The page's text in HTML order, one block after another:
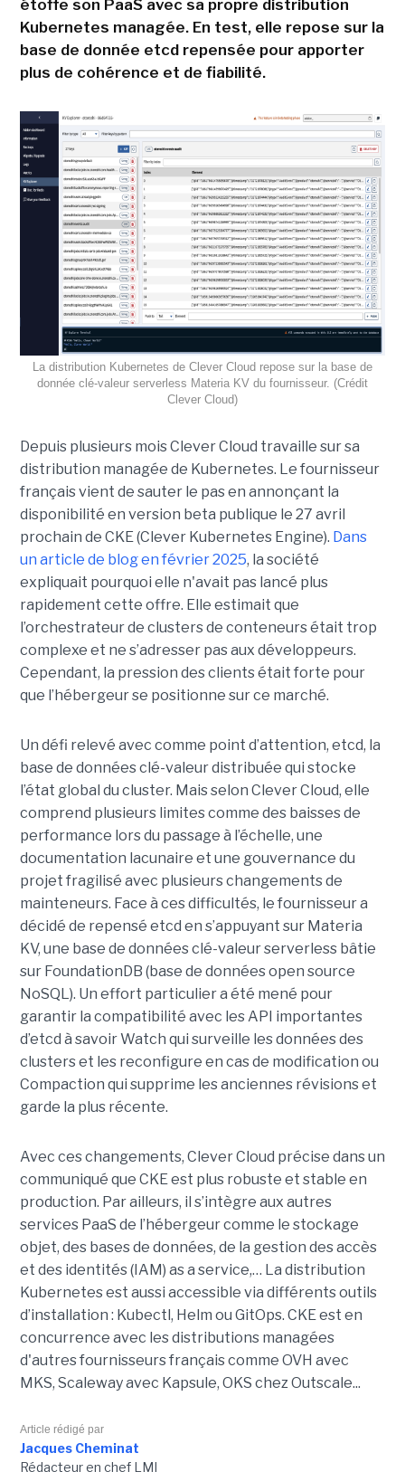
étoffe son PaaS avec sa propre distribution
Kubernetes managée. En test, elle repose sur la
base de donnée etcd repensée pour apporter
plus de cohérence et de fiabilité.
La distribution Kubernetes de Clever Cloud repose sur la base de
donnée clé-valeur serverless Materia KV du fournisseur. (Crédit
Clever Cloud)
Depuis plusieurs mois Clever Cloud travaille sur sa
distribution managée de Kubernetes. Le fournisseur
français vient de sauter le pas en annonçant la
disponibilité en version beta publique le 27 avril
prochain de CKE (Clever Kubernetes Engine). Dans
un article de blog en février 2025, la société
expliquait pourquoi elle n'avait pas lancé plus
rapidement cette offre. Elle estimait que
l’orchestrateur de clusters de conteneurs était trop
complexe et ne s’adresser pas aux développeurs.
Cependant, la pression des clients était forte pour
que l’hébergeur se positionne sur ce marché.
Un défi relevé avec comme point d’attention, etcd, la
base de données clé-valeur distribuée qui stocke
l’état global du cluster. Mais selon Clever Cloud, elle
comprend plusieurs limites comme des baisses de
performance lors du passage à l’échelle, une
documentation lacunaire et une gouvernance du
projet fragilisé avec plusieurs changements de
mainteneurs. Face à ces difficultés, le fournisseur a
décidé de repensé etcd en s’appuyant sur Materia
KV, une base de données clé-valeur serverless bâtie
sur FoundationDB (base de données open source
NoSQL). Un effort particulier a été mené pour
garantir la compatibilité avec les API importantes
d’etcd à savoir Watch qui surveille les données des
clusters et les reconfigure en cas de modification ou
Compaction qui supprime les anciennes révisions et
garde la plus récente.
Avec ces changements, Clever Cloud précise dans un
communiqué que CKE est plus robuste et stable en
production. Par ailleurs, il s’intègre aux autres
services PaaS de l’hébergeur comme le stockage
objet, des bases de données, de la gestion des accès
et des identités (IAM) as a service,… La distribution
Kubernetes est aussi accessible via différents outils
d’installation : Kubectl, Helm ou GitOps. CKE est en
concurrence avec les distributions managées
d'autres fournisseurs français comme OVH avec
MKS, Scaleway avec Kapsule, OKS chez Outscale...
Article rédigé par
Jacques Cheminat
Rédacteur en chef LMI